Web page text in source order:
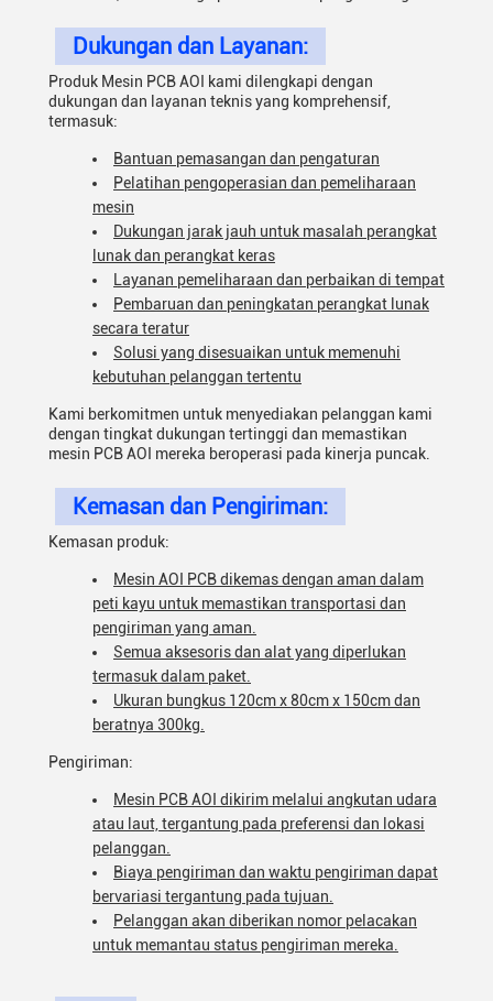
Dukungan dan Layanan:
Produk Mesin PCB AOI kami dilengkapi dengan
dukungan dan layanan teknis yang komprehensif,
termasuk:
Bantuan pemasangan dan pengaturan
Pelatihan pengoperasian dan pemeliharaan
mesin
Dukungan jarak jauh untuk masalah perangkat
lunak dan perangkat keras
Layanan pemeliharaan dan perbaikan di tempat
Pembaruan dan peningkatan perangkat lunak
secara teratur
Solusi yang disesuaikan untuk memenuhi
kebutuhan pelanggan tertentu
Kami berkomitmen untuk menyediakan pelanggan kami
dengan tingkat dukungan tertinggi dan memastikan
mesin PCB AOI mereka beroperasi pada kinerja puncak.
Kemasan dan Pengiriman:
Kemasan produk:
Mesin AOI PCB dikemas dengan aman dalam
peti kayu untuk memastikan transportasi dan
pengiriman yang aman.
Semua aksesoris dan alat yang diperlukan
termasuk dalam paket.
Ukuran bungkus 120cm x 80cm x 150cm dan
beratnya 300kg.
Pengiriman:
Mesin PCB AOI dikirim melalui angkutan udara
atau laut, tergantung pada preferensi dan lokasi
pelanggan.
Biaya pengiriman dan waktu pengiriman dapat
bervariasi tergantung pada tujuan.
Pelanggan akan diberikan nomor pelacakan
untuk memantau status pengiriman mereka.